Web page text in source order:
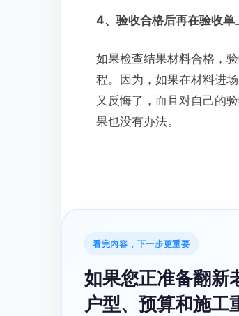
4、验收合格后再在验收单
如果检查结果材料合格，
程。因为，如果在材料进
又反悔了，而且对自己的
果也没有办法。
看完内容，下一步更重要
如果您正准备翻新
户型、预算和施工